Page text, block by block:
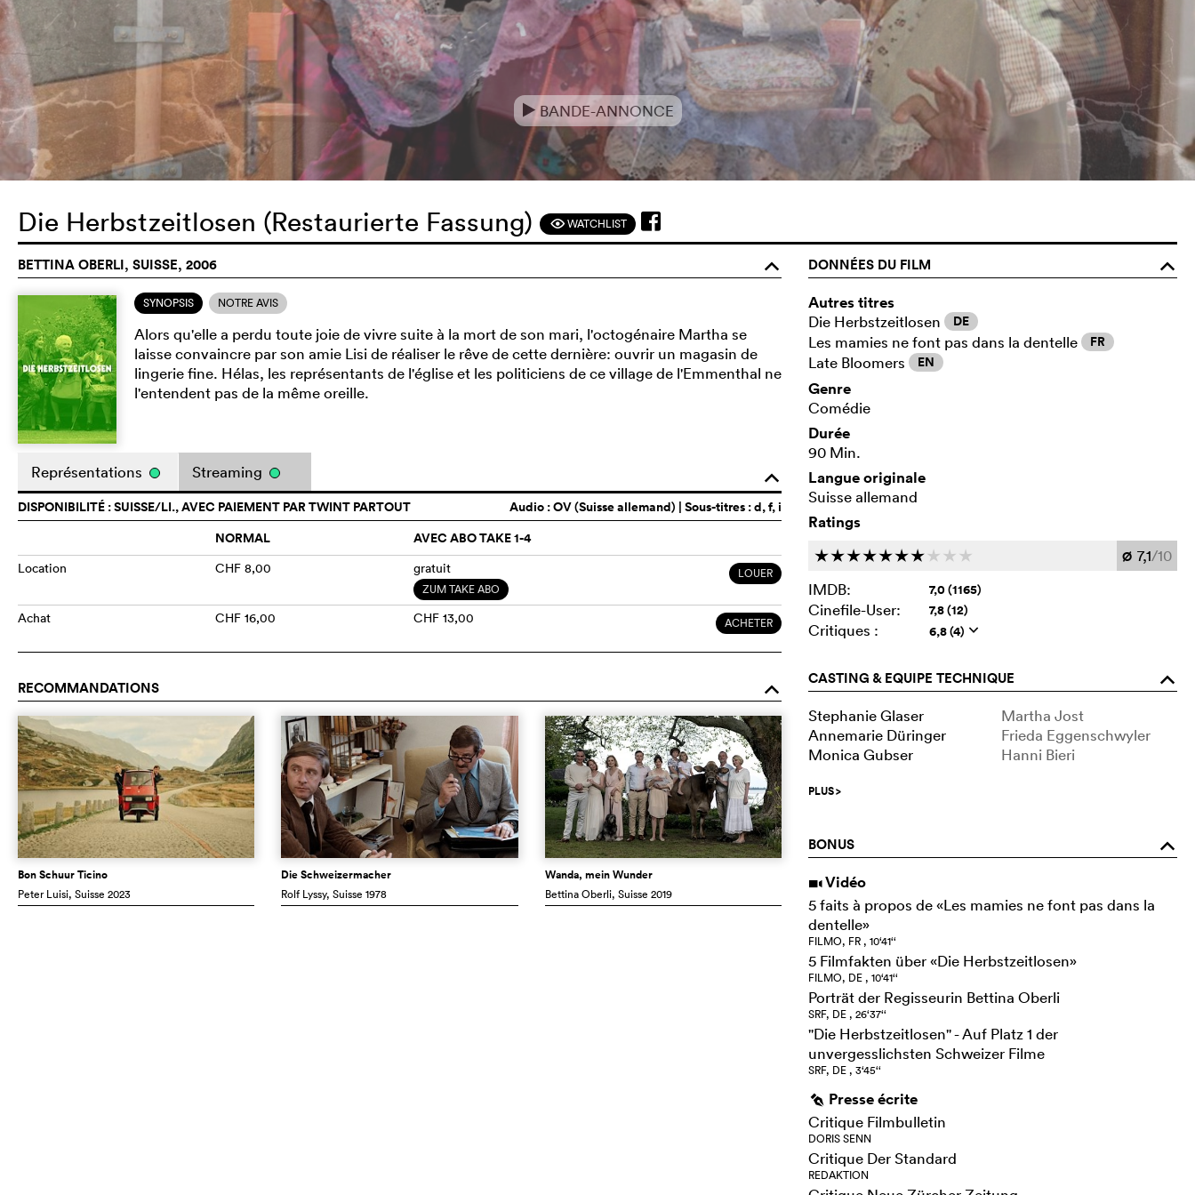
eBANDE-ANNONCE
Die Herbstzeitlosen (Restaurierte Fassung) FWATCHLIST
BETTINA OBERLI, SUISSE, 2006 o
SYNOPSIS NOTRE AVIS
Alors qu'elle a perdu toute joie de vivre suite à la mort de son mari, l'octogénaire Martha se
laisse convaincre par son amie Lisi de réaliser le rêve de cette dernière: ouvrir un magasin de
lingerie fine. Hélas, les représentants de l'église et les politiciens de ce village de l'Emmenthal ne
l'entendent pas de la même oreille.
o
Représentations Streaming
Audio :OV (Suisse allemand) | Sous-titres : d, f, i
DISPONIBILITÉ : SUISSE/LI., AVEC PAIEMENT PAR TWINT PARTOUT
NORMAL
AVEC ABO TAKE 1-4
Location CHF 8,00 gratuit
ZUM TAKE ABO
LOUER
Achat CHF 16,00 CHF 13,00 ACHETER
RECOMMANDATIONS o
Bon Schuur Ticino
Peter Luisi, Suisse 2023
Die Schweizermacher
Rolf Lyssy, Suisse 1978
Wanda, mein Wunder
Bettina Oberli, Suisse 2019
DONNÉES DU FILM
o
Autres titres
Die Herbstzeitlosen DE
Les mamies ne font pas dans la dentelle FR
Late Bloomers EN
Genre
Comédie
Durée
90 Min.
Langue originale
Suisse allemand
Ratings
ccccccc c c c Ø 7,1/10
IMDB:
7,0 (1165)
Cinefile-User: 7,8 (12)
Critiques : 6,8 (4) q
CASTING & EQUIPE TECHNIQUE o
Stephanie Glaser
Martha Jost
Annemarie Düringer
Frieda Eggenschwyler
Monica Gubser
Hanni Bieri
PLUS>
BONUS o
i Vidéo
5 faits à propos de «Les mamies ne font pas dans la
dentelle»
FILMO, FR , 10‘41‘‘
5 Filmfakten über «Die Herbstzeitlosen»
FILMO, DE , 10‘41‘‘
Porträt der Regisseurin Bettina Oberli
SRF, DE , 26‘37‘‘
"Die Herbstzeitlosen" - Auf Platz 1 der
unvergesslichsten Schweizer Filme
SRF, DE , 3‘45‘‘
g Presse écrite
Critique Filmbulletin
DORIS SENN
Critique Der Standard
REDAKTION